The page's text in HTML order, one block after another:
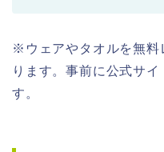
※ウェアやタオルを無料
ります。事前に公式サ
す。